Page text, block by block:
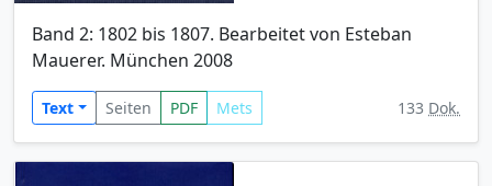
Band 2: 1802 bis 1807. Bearbeitet von Esteban
Mauerer. München 2008
Text Seiten PDF Mets 133 Dok.